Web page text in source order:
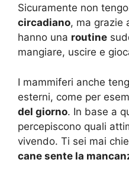
Sicuramente non
circadiano, ma grazie
hanno una routine
mangiare, uscire e
I mammiferi anche
esterni, come per
del giorno. In base a
percepiscono quali
vivendo. Ti sei mai
cane sente la